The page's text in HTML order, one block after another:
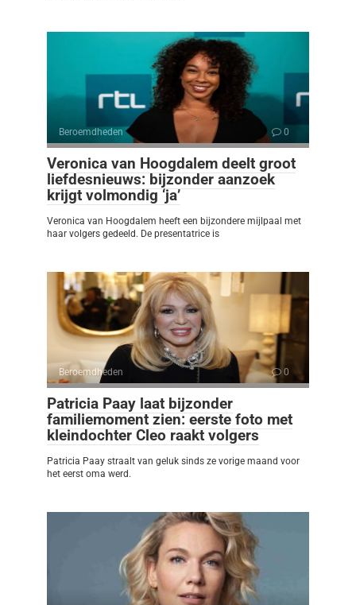
Beroemdheden 0
Veronica van Hoogdalem deelt groot
liefdesnieuws: bijzonder aanzoek
krijgt volmondig ‘ja’
Veronica van Hoogdalem heeft een bijzondere mijlpaal met
haar volgers gedeeld. De presentatrice is
Beroemdheden 0
Patricia Paay laat bijzonder
familiemoment zien: eerste foto met
kleindochter Cleo raakt volgers
Patricia Paay straalt van geluk sinds ze vorige maand voor
het eerst oma werd.